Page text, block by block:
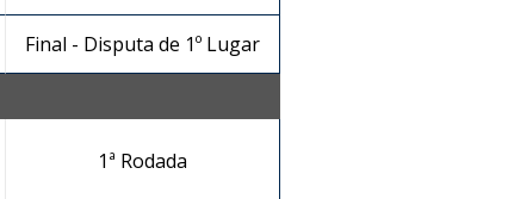
Final - Disputa de 1º Lugar
1ª Rodada